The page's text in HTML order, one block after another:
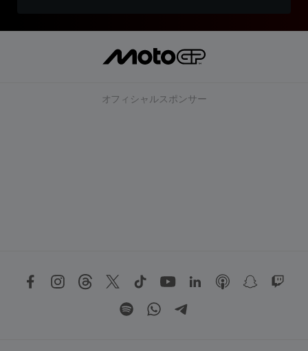
オフィシャルスポンサー